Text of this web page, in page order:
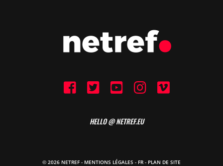
HELLO @ NETREF.EU
© 2026 NETREF - MENTIONS LÉGALES - FR - PLAN DE SITE